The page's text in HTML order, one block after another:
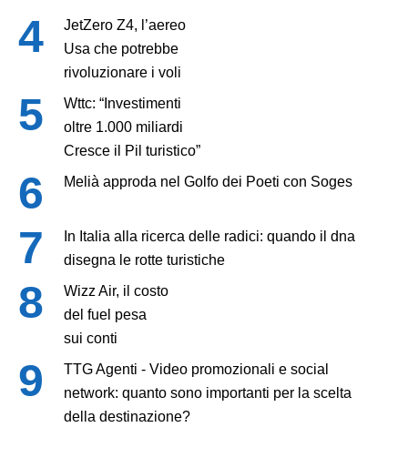
JetZero Z4, l’aereo
Usa che potrebbe
rivoluzionare i voli
Wttc: “Investimenti
oltre 1.000 miliardi
Cresce il Pil turistico”
Melià approda nel Golfo dei Poeti con Soges
In Italia alla ricerca delle radici: quando il dna
disegna le rotte turistiche
Wizz Air, il costo
del fuel pesa
sui conti
TTG Agenti - Video promozionali e social
network: quanto sono importanti per la scelta
della destinazione?